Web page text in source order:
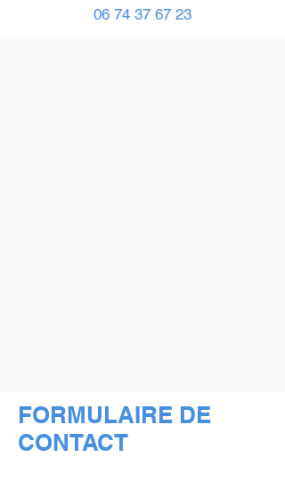
06 74 37 67 23
FORMULAIRE DE
CONTACT